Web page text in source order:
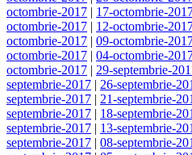
octombrie-2017 | 17-octombrie-
octombrie-2017 | 12-octombrie-
octombrie-2017 | 09-octombrie-
octombrie-2017 | 04-octombrie-
octombrie-2017 | 29-septembrie-
septembrie-2017 | 26-septembrie-
septembrie-2017 | 21-septembrie-
septembrie-2017 | 18-septembrie-
septembrie-2017 | 13-septembrie-
septembrie-2017 | 08-septembrie-